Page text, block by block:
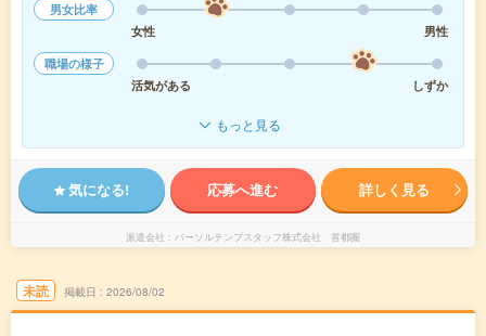
男女比率
女性
男性
職場の様子
活気がある
しずか
もっと見る
気になる! 応募へ進む 詳しく見る
派遣会社 パーソルテンプスタッフ株式会社 首都圏
未読 掲載日 2026/08/02